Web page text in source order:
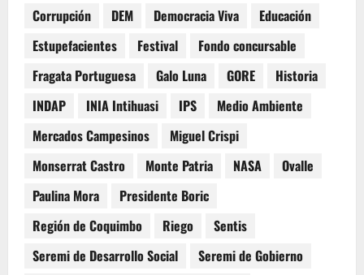
Corrupción
DEM Democracia Viva
Educación
Estupefacientes
Festival
Fondo concursable
Fragata Portuguesa
Galo Luna GORE
Historia
INDAP
INIA Intihuasi IPS
Medio Ambiente
Mercados Campesinos
Miguel Crispi
Monserrat Castro
Monte Patria NASA
Ovalle
Paulina Mora
Presidente Boric
Región de Coquimbo
Riego
Sentis
Seremi de Desarrollo Social
Seremi de Gobierno